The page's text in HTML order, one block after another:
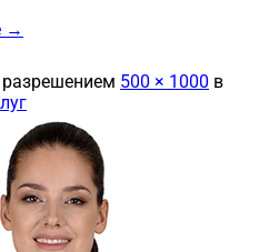
→
разрешением 500 × 1000 в